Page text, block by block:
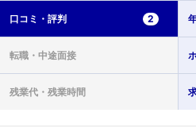
口コミ・ 評判 2
転職・ 中途面接
残業代・ 残業時間